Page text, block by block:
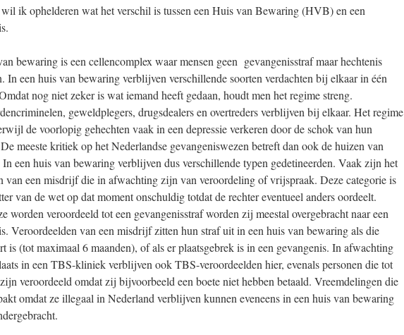
ik ophelderen wat het verschil is tussen een Huis van Bewaring (HVB) en een
bewaring is een cellencomplex waar mensen geen gevangenisstraf maar hechtenis
In een huis van bewaring verblijven verschillende soorten verdachten bij elkaar in één
nog niet zeker is wat iemand heeft gedaan, houdt men het regime streng.
geweldplegers, drugsdealers en overtreders verblijven bij elkaar. Het regime
de voorlopig gehechten vaak in een depressie verkeren door de schok van hun
meeste kritiek op het Nederlandse gevangeniswezen betreft dan ook de huizen van
een huis van bewaring verblijven dus verschillende typen gedetineerden. Vaak zijn het
van een misdrijf die in afwachting zijn van veroordeling of vrijspraak. Deze categorie is
van de wet op dat moment onschuldig totdat de rechter eventueel anders oordeelt.
worden veroordeeld tot een gevangenisstraf worden zij meestal overgebracht naar een
Veroordeelden van een misdrijf zitten hun straf uit in een huis van bewaring als die
is (tot maximaal 6 maanden), of als er plaatsgebrek is in een gevangenis. In afwachting
in een TBS-kliniek verblijven ook TBS-veroordeelden hier, evenals personen die tot
veroordeeld omdat zij bijvoorbeeld een boete niet hebben betaald. Vreemdelingen die
omdat ze illegaal in Nederland verblijven kunnen eveneens in een huis van bewaring